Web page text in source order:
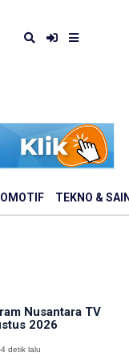
TEKNO &
Nusantara TV
2026
detik lalu